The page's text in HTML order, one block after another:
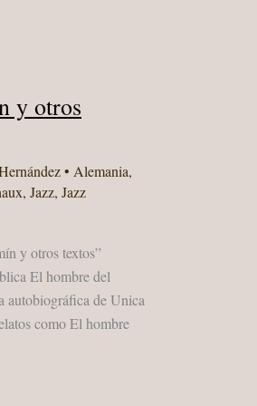
y otros
• Alemania,
, Jazz, Jazz
y otros textos”
El hombre del
autobiográfica de Unica
como El hombre